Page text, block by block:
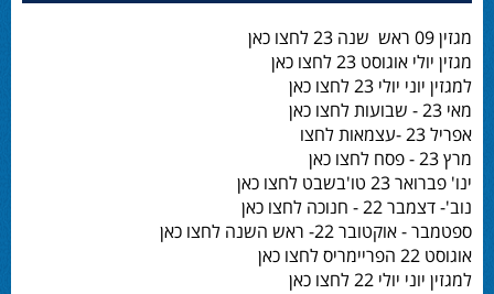
מגזין 09 ראש שנה 23 לחצו כאן
מגזין יולי אוגוסט 23 לחצו כאן
למגזין יוני יולי 23 לחצו כאן
מאי 23 - שבועות לחצו כאן
אפריל 23 -עצמאות לחצו
מרץ 23 - פסח לחצו כאן
ינו' פברואר 23 טו'בשבט לחצו כאן
נוב'- דצמבר 22 - חנוכה לחצו כאן
ספטמבר - אוקטובר 22- ראש השנה לחצו כאן
אוגוסט 22 הפריימריס לחצו כאן
למגזין יוני יולי 22 לחצו כאן